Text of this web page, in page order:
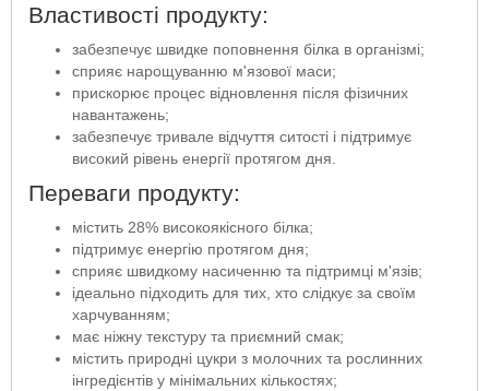
Властивості продукту:
забезпечує швидке поповнення білка в організмі;
сприяє нарощуванню м'язової маси;
прискорює процес відновлення після фізичних
навантажень;
забезпечує тривале відчуття ситості і підтримує
високий рівень енергії протягом дня.
Переваги продукту:
містить 28% високоякісного білка;
підтримує енергію протягом дня;
сприяє швидкому насиченню та підтримці м'язів;
ідеально підходить для тих, хто слідкує за своїм
харчуванням;
має ніжну текстуру та приємний смак;
містить природні цукри з молочних та рослинних
інгредієнтів у мінімальних кількостях;